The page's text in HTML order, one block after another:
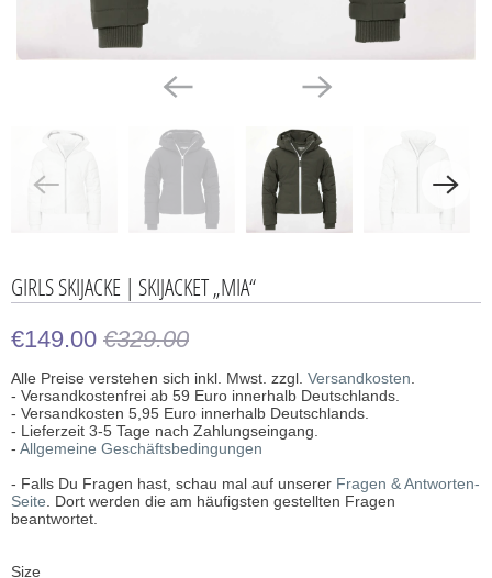
GIRLS SKIJACKE | SKIJACKET „MIA“
€149.00 €329.00
Alle Preise verstehen sich inkl. Mwst. zzgl. Versandkosten.
- Versandkostenfrei ab 59 Euro innerhalb Deutschlands.
- Versandkosten 5,95 Euro innerhalb Deutschlands.
- Lieferzeit 3-5 Tage nach Zahlungseingang.
- Allgemeine Geschäftsbedingungen
- Falls Du Fragen hast, schau mal auf unserer Fragen & Antworten-
Seite. Dort werden die am häufigsten gestellten Fragen
beantwortet.
Size